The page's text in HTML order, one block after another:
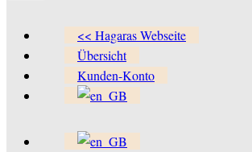
<< Hagaras Webseite
Übersicht
Kunden-Konto